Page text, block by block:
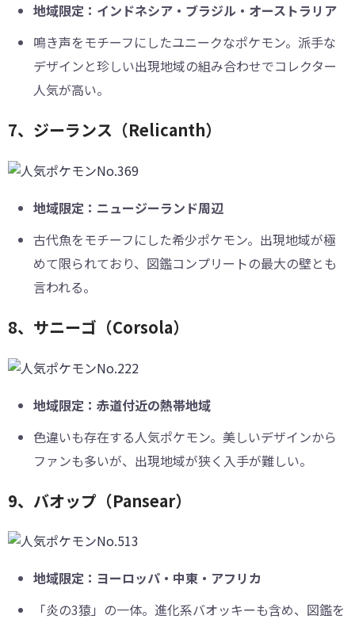
地域限定：インドネシア・ブラジル・オーストラリア
鳴き声をモチーフにしたユニークなポケモン。派手な
デザインと珍しい出現地域の組み合わせでコレクター
人気が高い。
7、ジーランス（Relicanth）
地域限定：ニュージーランド周辺
古代魚をモチーフにした希少ポケモン。出現地域が極
めて限られており、図鑑コンプリートの最大の壁とも
言われる。
8、サニーゴ（Corsola）
地域限定：赤道付近の熱帯地域
色違いも存在する人気ポケモン。美しいデザインから
ファンも多いが、出現地域が狭く入手が難しい。
9、バオップ（Pansear）
地域限定：ヨーロッパ・中東・アフリカ
「炎の3猿」の一体。進化系バオッキーも含め、図鑑を